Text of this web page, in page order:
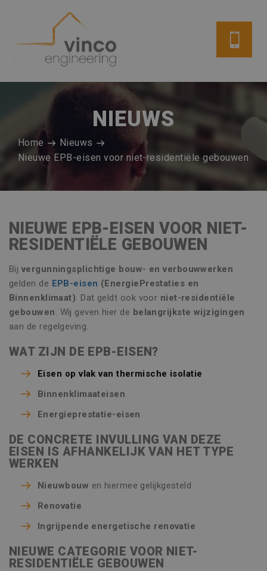
NIEUWS
Home
Nieuws
Nieuwe EPB-eisen voor niet-residentiële gebouwen
NIEUWE EPB-EISEN VOOR NIET-
RESIDENTIËLE GEBOUWEN
Bij vergunningsplichtige bouw- en verbouwwerken
gelden de EPB-eisen (EnergiePrestaties en
Binnenklimaat). Dat geldt ook voor niet-residentiële
gebouwen. Wij geven hier de belangrijkste wijzigingen
aan de regelgeving.
WAT ZIJN DE EPB-EISEN?
Eisen op vlak van thermische isolatie
Binnenklimaateisen
Energieprestatie-eisen
DE CONCRETE INVULLING VAN DEZE
EISEN IS AFHANKELIJK VAN HET TYPE
WERKEN
Nieuwbouw en hiermee gelijkgesteld
Renovatie
Ingrijpende energetische renovatie
NIEUWE CATEGORIE VOOR NIET-
RESIDENTIËLE GEBOUWEN